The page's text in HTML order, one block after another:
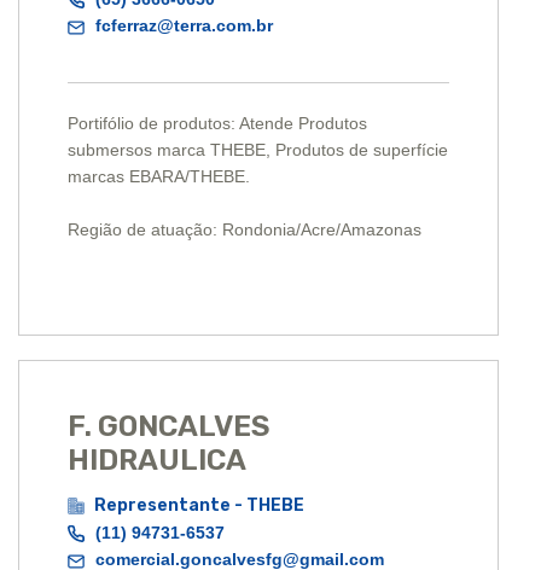
fcferraz@terra.com.br
Portifólio de produtos: Atende Produtos
submersos marca THEBE, Produtos de superfície
marcas EBARA/THEBE.
Região de atuação: Rondonia/Acre/Amazonas
F. GONCALVES
HIDRAULICA
Representante - THEBE
(11) 94731-6537
comercial.goncalvesfg@gmail.com